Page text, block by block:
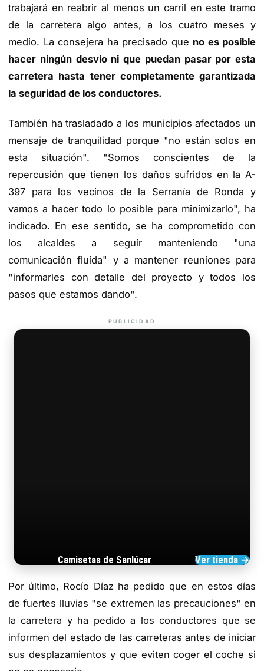
trabajará en reabrir al menos un carril en este tramo
de la carretera algo antes, a los cuatro meses y
medio. La consejera ha precisado que no es posible
hacer ningún desvío ni que puedan pasar por esta
carretera hasta tener completamente garantizada
la seguridad de los conductores.
También ha trasladado a los municipios afectados un
mensaje de tranquilidad porque "no están solos en
esta situación". "Somos conscientes de la
repercusión que tienen los daños sufridos en la A-
397 para los vecinos de la Serranía de Ronda y
vamos a hacer todo lo posible para minimizarlo", ha
indicado. En ese sentido, se ha comprometido con
los alcaldes a seguir manteniendo "una
comunicación fluida" y a mantener reuniones para
"informarles con detalle del proyecto y todos los
pasos que estamos dando".
PUBLICIDAD
Camisetas de Sanlúcar Ver tienda →
Por último, Rocío Díaz ha pedido que en estos días
de fuertes lluvias "se extremen las precauciones" en
la carretera y ha pedido a los conductores que se
informen del estado de las carreteras antes de iniciar
sus desplazamientos y que eviten coger el coche si